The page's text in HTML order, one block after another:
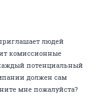
людей
комиссионные
потенциальный
должен сам
мне пожалуйста?